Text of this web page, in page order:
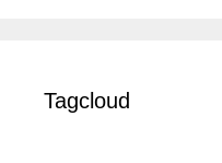
Tagcloud